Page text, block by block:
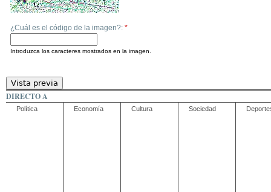
¿Cuál es el código de la imagen?: *
Introduzca los caracteres mostrados en la imagen.
DIRECTO A
Política Economía Cultura Sociedad